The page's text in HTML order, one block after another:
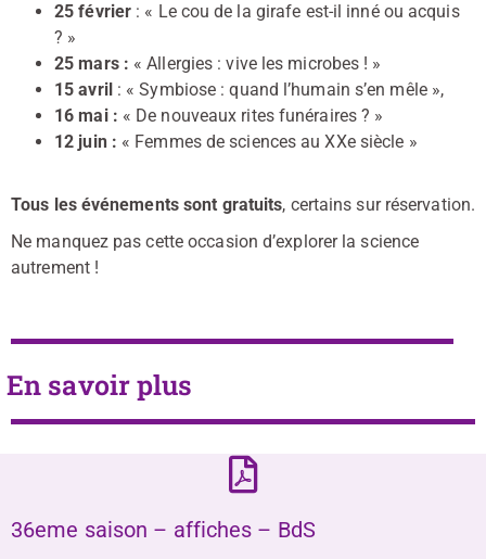
25 février : « Le cou de la girafe est-il inné ou acquis
? »
25 mars : « Allergies : vive les microbes ! »
15 avril : « Symbiose : quand l’humain s’en mêle »,
16 mai : « De nouveaux rites funéraires ? »
12 juin : « Femmes de sciences au XXe siècle »
Tous les événements sont gratuits, certains sur réservation.
Ne manquez pas cette occasion d’explorer la science
autrement !
En savoir plus
36eme saison – affiches – BdS